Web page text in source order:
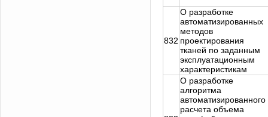
832
О разработке
автоматизированных
методов
проектирования
тканей по заданным
эксплуатационным
характеристикам
О разработке
алгоритма
автоматизированного
расчета объема